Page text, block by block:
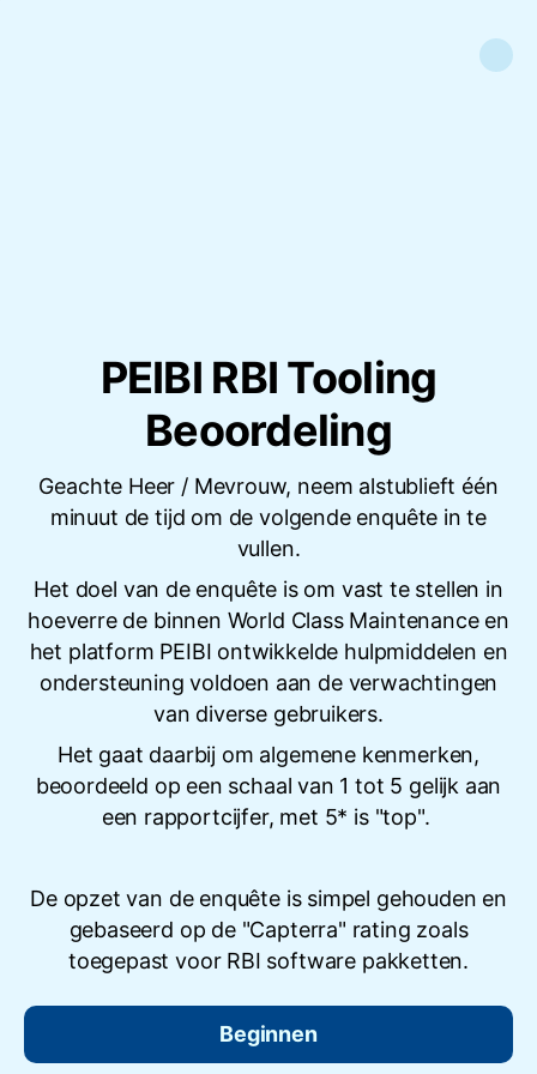
PEIBI RBI Tooling
Beoordeling
Geachte Heer / Mevrouw, neem alstublieft één
minuut de tijd om de volgende enquête in te
vullen.
Het doel van de enquête is om vast te stellen in
hoeverre de binnen World Class Maintenance en
het platform PEIBI ontwikkelde hulpmiddelen en
ondersteuning voldoen aan de verwachtingen
van diverse gebruikers.
Het gaat daarbij om algemene kenmerken,
beoordeeld op een schaal van 1 tot 5 gelijk aan
een rapportcijfer, met 5* is "top".
De opzet van de enquête is simpel gehouden en
gebaseerd op de "Capterra" rating zoals
toegepast voor RBI software pakketten.
Beginnen